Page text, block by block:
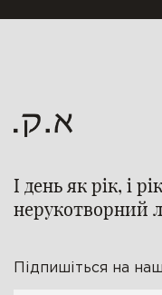
І день як рік, і
нерукотворний
Підпишіться на